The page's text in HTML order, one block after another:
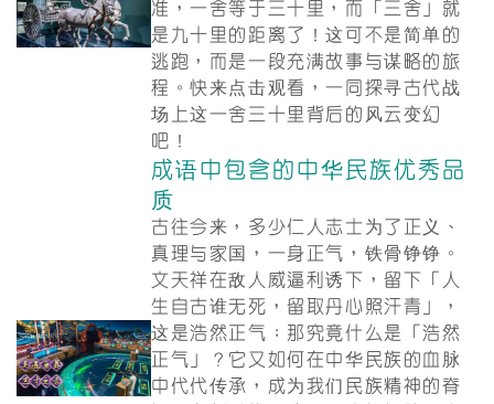
准，一舍等于三十里，而「三舍」就
是九十里的距离了！这可不是简单的
逃跑，而是一段充满故事与谋略的旅
程。快来点击观看，一同探寻古代战
场上这一舍三十里背后的风云变幻
吧！
成语中包含的中华民族优秀品
质
古往今来，多少仁人志士为了正义、
真理与家国，一身正气，铁骨铮铮。
文天祥在敌人威逼利诱下，留下「人
生自古谁无死，留取丹心照汗青」，
这是浩然正气；那究竟什么是「浩然
正气」？它又如何在中华民族的血脉
中代代传承，成为我们民族精神的脊